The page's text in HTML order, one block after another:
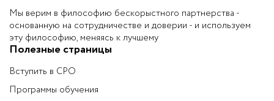
Мы верим в философию бескорыстного партнерства -
основанную на сотрудничестве и доверии - и используем
эту философию, меняясь к лучшему
Полезные страницы
Вступить в СРО
Программы обучения